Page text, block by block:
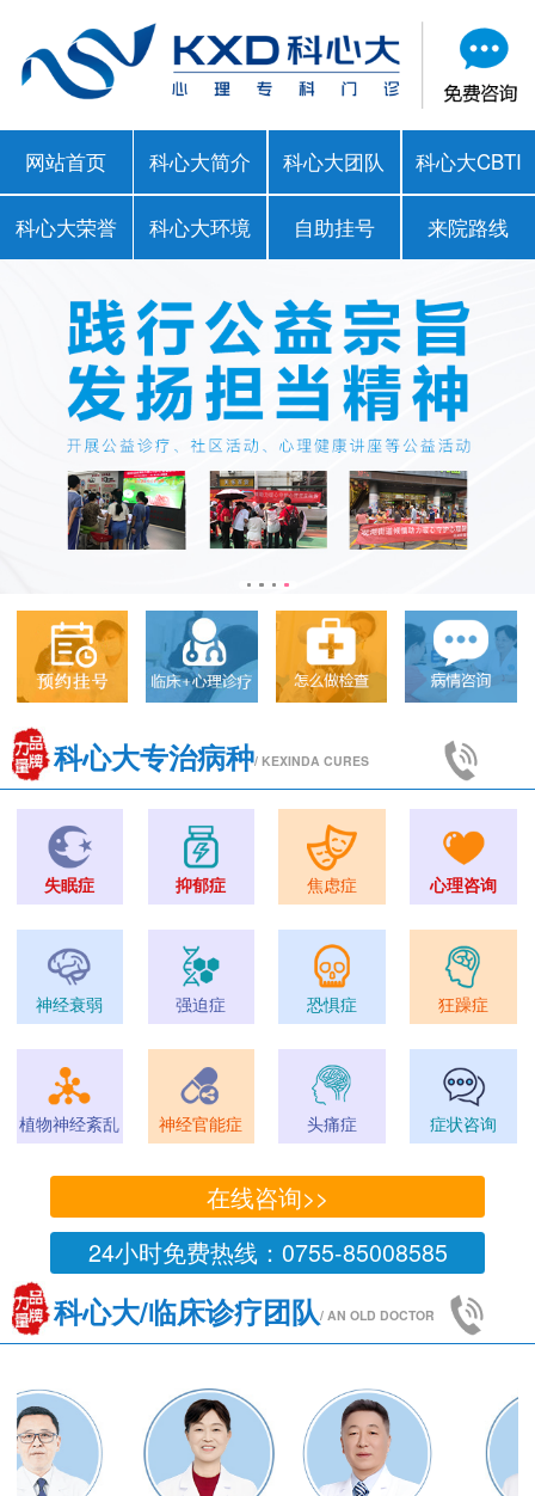
网站首页 科心大简介 科心大团队 科心大CBTI
科心大荣誉 科心大环境 自助挂号 来院路线
科心大专治病种/ KEXINDA CURES
失眠症 抑郁症 焦虑症 心理咨询
神经衰弱 强迫症 恐惧症 狂躁症
植物神经紊乱 神经官能症 头痛症 症状咨询
在线咨询>>
24小时免费热线：0755-85008585
科心大/临床诊疗团队/ AN OLD DOCTOR